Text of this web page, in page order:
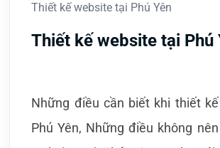
Thiết kế website tại Phú Yên
Thiết kế website tại Phú
Những điều cần biết khi thiết
Phú Yên, Những điều không